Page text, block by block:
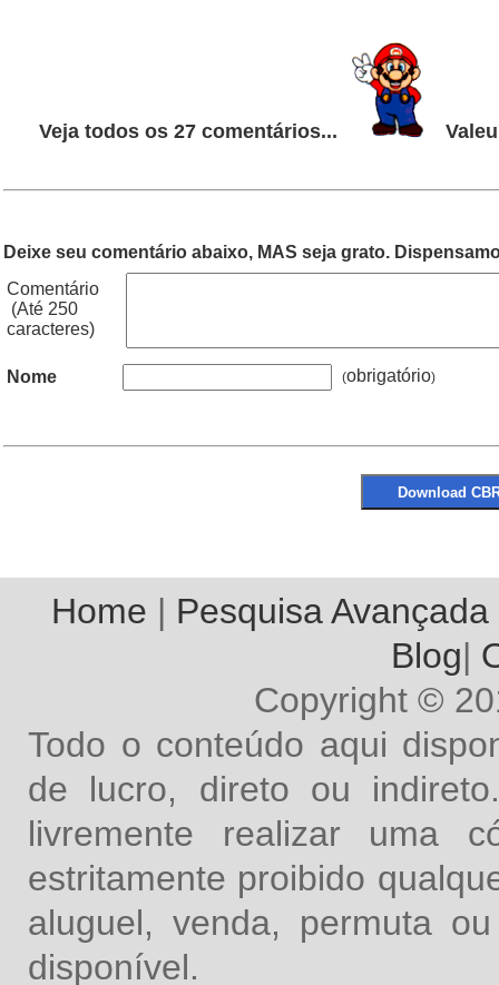
Veja todos os 27 comentários...
Deixe seu comentário abaixo, MAS seja grato.
Comentário
(Até 250
caracteres)
Nome (obrigatório
Home | Pesquisa Avançada
Blog|
Copyright ©
Todo o conteúdo aqui
de lucro, direto ou
livremente realizar uma
estritamente proibido
aluguel, venda, permuta
disponível.